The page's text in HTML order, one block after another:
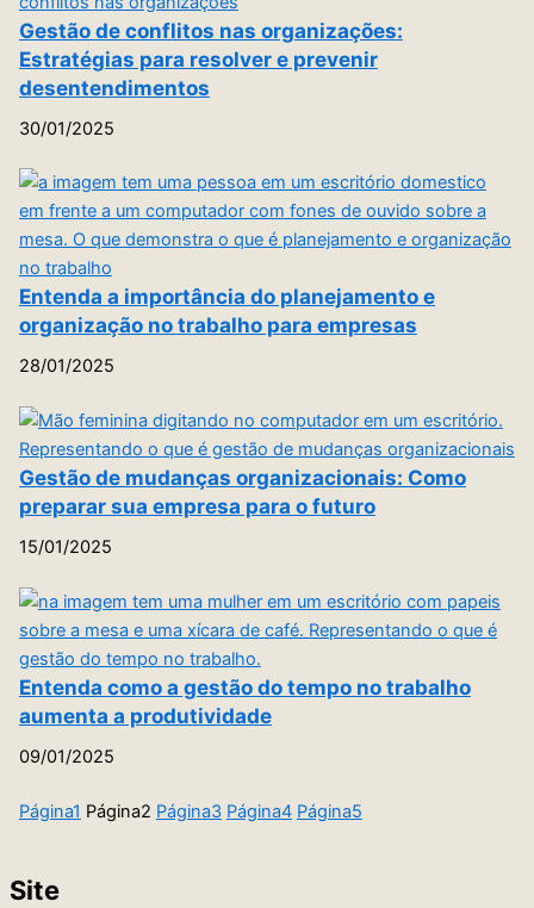
Gestão de conflitos nas organizações:
Estratégias para resolver e prevenir
desentendimentos
30/01/2025
Entenda a importância do planejamento e
organização no trabalho para empresas
28/01/2025
Gestão de mudanças organizacionais: Como
preparar sua empresa para o futuro
15/01/2025
Entenda como a gestão do tempo no trabalho
aumenta a produtividade
09/01/2025
Página1 Página2 Página3 Página4 Página5
Site